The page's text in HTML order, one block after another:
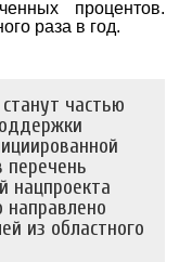
процентов.
раза в год.
частью
перечень
нацпроекта
направлено
из областного